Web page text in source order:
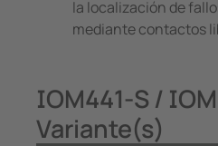
la localización de
mediante contactos
IOM441-S /
Variante(s)